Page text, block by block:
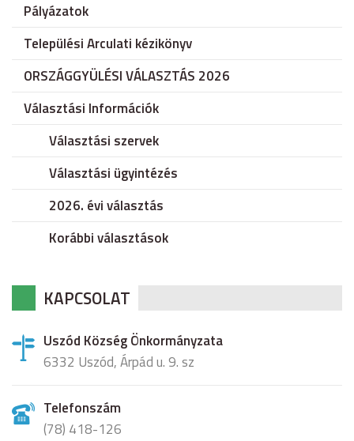
Pályázatok
Települési Arculati kézikönyv
ORSZÁGGYÜLÉSI VÁLASZTÁS 2026
Választási Információk
Választási szervek
Választási ügyintézés
2026. évi választás
Korábbi választások
KAPCSOLAT
Uszód Község Önkormányzata
6332 Uszód, Árpád u. 9. sz
Telefonszám
(78) 418-126